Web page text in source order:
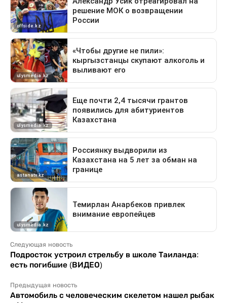
Следующая новость
Подросток устроил стрельбу в школе Таиланда:
есть погибшие (ВИДЕО)
Предыдущая новость
Автомобиль с человеческим скелетом нашел рыбак